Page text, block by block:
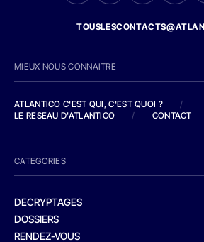
MIEUX NOUS CONNAITRE
ATLANTICO C'EST QUI, C'EST QUOI ?
/
LE RESEAU D'ATLANTICO
/ CONTACT
CATEGORIES
DECRYPTAGES
DOSSIERS
RENDEZ-VOUS